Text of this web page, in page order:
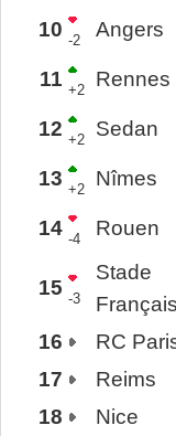
10 -2 Angers
11 +2 Rennes
12 +2 Sedan
13 +2 Nîmes
14 -4 Rouen
15 -3
Stade
Français
16 RC
17
Reims
18
Nice